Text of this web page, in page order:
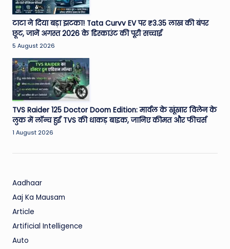
टाटा ने दिया बड़ा झटका! Tata Curvv EV पर ₹3.35 लाख की बंपर
छूट, जानें अगस्त 2026 के डिस्काउंट की पूरी सच्चाई
5 August 2026
TVS Raider 125 Doctor Doom Edition: मार्वल के खूंखार विलेन के
लुक में लॉन्च हुई TVS की धाकड़ बाइक, जानिए कीमत और फीचर्स
1 August 2026
Aadhaar
Aaj Ka Mausam
Article
Artificial Intelligence
Auto